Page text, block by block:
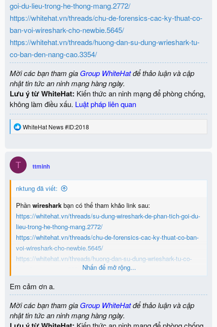
goi-du-lieu-trong-he-thong-mang.2772/
https://whitehat.vn/threads/chu-de-forensics-cac-ky-thuat-co-
ban-voi-wireshark-cho-newbie.5645/
https://whitehat.vn/threads/huong-dan-su-dung-wrieshark-tu-
co-ban-den-nang-cao.3354/
Mời các bạn tham gia Group WhiteHatđể thảo luận và cập
nhật tin tức an ninh mạng hàng ngày.
Lưu ý từ WhiteHat: Kiến thức an ninh mạng để phòng chống,
không làm điều xấu. Luật pháp liên quan
R
t
o
n
s
WhiteHat News #ID:2018
T ttminh
nktung đã viết:
Phần wireshark bạn có thể tham khảo link sau:
https://whitehat.vn/threads/su-dung-wireshark-de-phan-tich-goi-du-
lieu-trong-he-thong-mang.2772/
https://whitehat.vn/threads/chu-de-forensics-cac-ky-thuat-co-ban-
voi-wireshark-cho-newbie.5645/
https://whitehat.vn/threads/huong-dan-su-dung-wrieshark-tu-co-
ban-den-nang-cao.3354/Nhấn để mở rộng...
Em cảm ơn a.
Mời các bạn tham gia Group WhiteHatđể thảo luận và cập
nhật tin tức an ninh mạng hàng ngày.